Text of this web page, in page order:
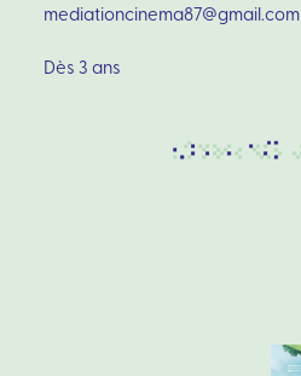
mediationcinema87@gmail.com
Dès 3 ans